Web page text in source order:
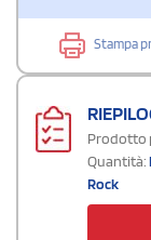
Stampa
Prodotto
Quantità:
Rock